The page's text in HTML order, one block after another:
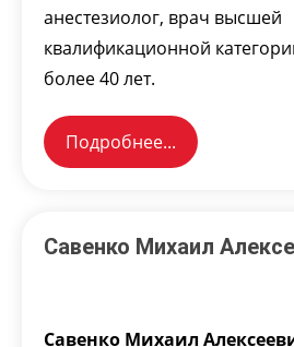
анестезиолог, врач высшей
квалификационной
более 40 лет.
Подробнее...
Савенко Михаил
Савенко Михаил